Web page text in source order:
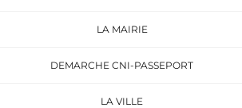
LA MAIRIE
DEMARCHE CNI-PASSEPORT
LA VILLE